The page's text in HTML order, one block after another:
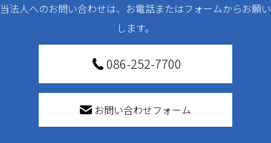
当法人へのお問い合わせは、お電話またはフォームからお願い
します。
086-252-7700
お問い合わせフォーム